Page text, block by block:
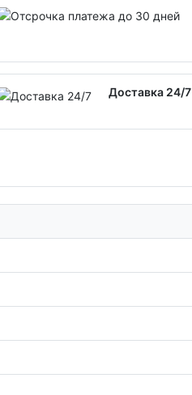
Доставка 24/7